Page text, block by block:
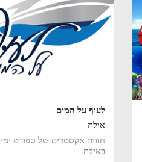
לעוף על המים
אילת
חווית אקסטרים של ספורט ימי
באילת